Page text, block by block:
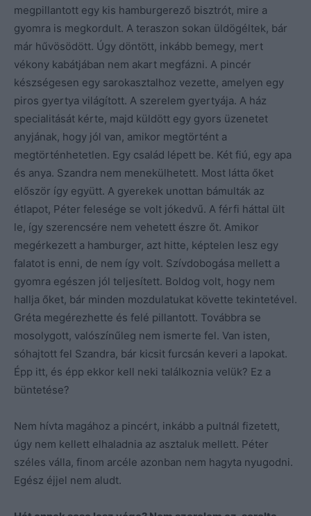
megpillantott egy kis hamburgerező bisztrót, mire a
gyomra is megkordult. A teraszon sokan üldögéltek, bár
már hűvösödött. Úgy döntött, inkább bemegy, mert
vékony kabátjában nem akart megfázni. A pincér
készségesen egy sarokasztalhoz vezette, amelyen egy
piros gyertya világított. A szerelem gyertyája. A ház
specialitását kérte, majd küldött egy gyors üzenetet
anyjának, hogy jól van, amikor megtörtént a
megtörténhetetlen. Egy család lépett be. Két fiú, egy apa
és anya. Szandra nem menekülhetett. Most látta őket
először így együtt. A gyerekek unottan bámulták az
étlapot, Péter felesége se volt jókedvű. A férfi háttal ült
le, így szerencsére nem vehetett észre őt. Amikor
megérkezett a hamburger, azt hitte, képtelen lesz egy
falatot is enni, de nem így volt. Szívdobogása mellett a
gyomra egészen jól teljesített. Boldog volt, hogy nem
hallja őket, bár minden mozdulatukat követte tekintetével.
Gréta megérezhette és felé pillantott. Továbbra se
mosolygott, valószínűleg nem ismerte fel. Van isten,
sóhajtott fel Szandra, bár kicsit furcsán keveri a lapokat.
Épp itt, és épp ekkor kell neki találkoznia velük? Ez a
büntetése?
Nem hívta magához a pincért, inkább a pultnál fizetett,
úgy nem kellett elhaladnia az asztaluk mellett. Péter
széles válla, finom arcéle azonban nem hagyta nyugodni.
Egész éjjel nem aludt.